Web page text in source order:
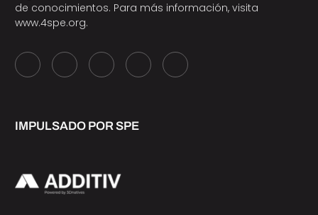
de conocimientos. Para más información, visita
www.4spe.org.
IMPULSADO POR SPE